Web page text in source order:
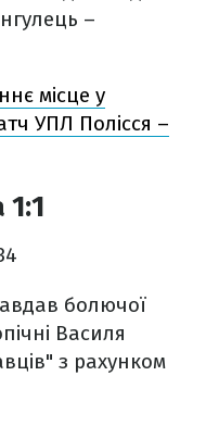
–
місце у
УПЛ Полісся –
болючої
Василя
з рахунком